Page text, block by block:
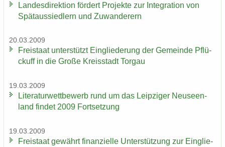
Lan­des­di­rek­ti­on för­dert Pro­jek­te zur In­te­gra­ti­on von
Spät­aus­sied­lern und Zu­wan­de­rern
20.03.2009
Frei­staat un­ter­stützt Ein­glie­de­rung der Ge­mein­de Pflü­
ckuff in die Große Kreis­stadt Tor­gau
19.03.2009
Li­te­ra­tur­wett­be­werb rund um das Leip­zi­ger Neu­seen­
land fin­det 2009 Fort­set­zung
19.03.2009
Frei­staat ge­währt fi­nan­zi­el­le Un­ter­stüt­zung zur Ein­glie­